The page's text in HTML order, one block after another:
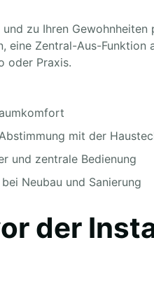
zu Ihren Gewohnheiten
eine Zentral-Aus-Funktion
oder Praxis.
mit der
und zentrale Bedienung
Neubau und Sanierung
der